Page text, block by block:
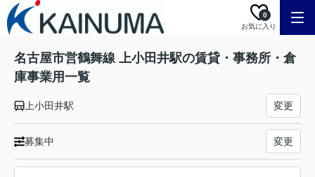
お気に入り
0
名古屋市営鶴舞線 上小田井駅の賃貸・事務所・倉
庫事業用一覧
上小田井駅 変更
募集中 変更